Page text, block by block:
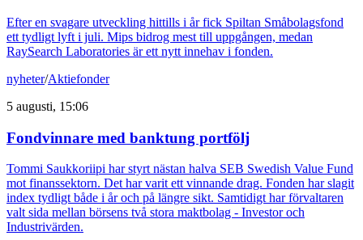
Efter en svagare utveckling hittills i år fick Spiltan Småbolagsfond
ett tydligt lyft i juli. Mips bidrog mest till uppgången, medan
RaySearch Laboratories är ett nytt innehav i fonden.
nyheter/Aktiefonder
5 augusti, 15:06
Fondvinnare med banktung portfölj
Tommi Saukkoriipi har styrt nästan halva SEB Swedish Value Fund
mot finanssektorn. Det har varit ett vinnande drag. Fonden har slagit
index tydligt både i år och på längre sikt. Samtidigt har förvaltaren
valt sida mellan börsens två stora maktbolag - Investor och
Industrivärden.